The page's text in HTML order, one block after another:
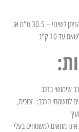
המתלה באורך הניתן לשינוי – 30.5 ס"מ או
שימושי ברכב
למשטחי הרכב: זכוכית,
מתאים למשטחים בעלי